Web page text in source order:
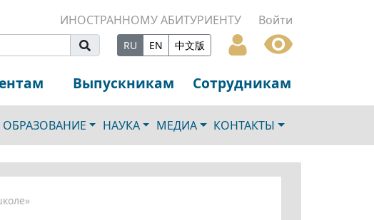
ИНОСТРАННОМУ АБИТУРИЕНТУ Войти
RU EN 中文版
Выпускникам Сотрудникам
НАУКА МЕДИА КОНТАКТЫ